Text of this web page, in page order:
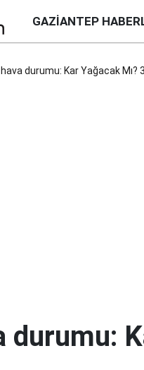
GAZIANTEP
durumu: Kar Yağacak Mı?
durumu: